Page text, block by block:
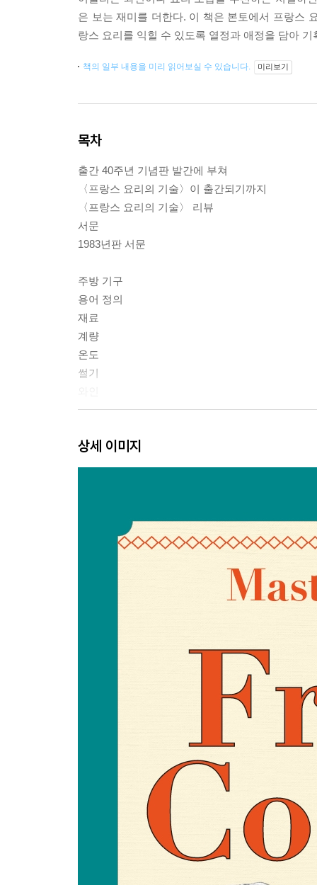
은 보는 재미를 더한다. 이 책은 본토에서 프랑스
랑스 요리를 익힐 수 있도록 열정과 애정을 담아 기
책의 일부 내용을 미리 읽어보실 수 있습니다. 미리보기
목차
출간 40주년 기념판 발간에 부쳐
〈프랑스 요리의 기술〉이 출간되기까지
〈프랑스 요리의 기술〉 리뷰
서문
1983년판 서문
주방 기구
용어 정의
재료
계량
온도
썰기
제2장 소스
제3장 달걀
제6장 가금류
제7장 육류
상세 이미지